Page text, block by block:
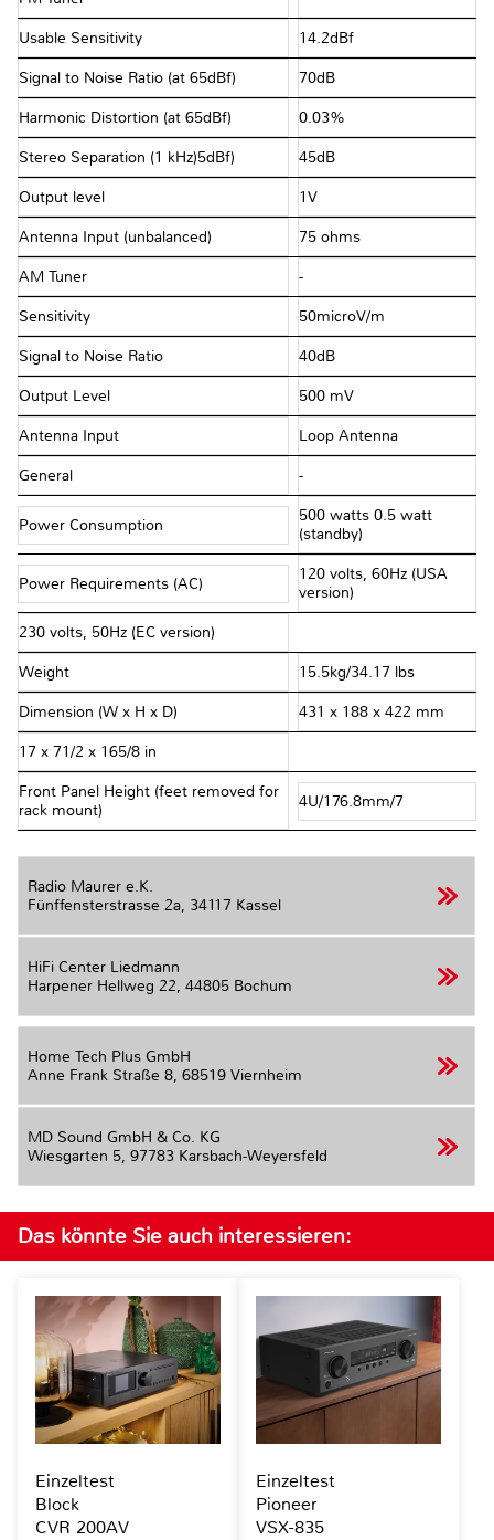
Usable Sensitivity 14.2dBf
Signal to Noise Ratio (at 65dBf) 70dB
Harmonic Distortion (at 65dBf) 0.03%
Stereo Separation (1 kHz)5dBf) 45dB
Output level 1V
Antenna Input (unbalanced) 75 ohms
AM Tuner -
Sensitivity 50microV/m
Signal to Noise Ratio 40dB
Output Level 500 mV
Antenna Input Loop Antenna
General -
Power Consumption
500 watts 0.5 watt
(standby)
Power Requirements (AC)
120 volts, 60Hz (USA
version)
230 volts, 50Hz (EC version)
Weight 15.5kg/34.17 lbs
Dimension (W x H x D) 431 x 188 x 422 mm
17 x 71/2 x 165/8 in
Front Panel Height (feet removed for
rack mount)
4U/176.8mm/7
Radio Maurer e.K.
Fünffensterstrasse 2a, 34117 Kassel
HiFi Center Liedmann
Harpener Hellweg 22, 44805 Bochum
Home Tech Plus GmbH
Anne Frank Straße 8, 68519 Viernheim
MD Sound GmbH & Co. KG
Wiesgarten 5, 97783 Karsbach-Weyersfeld
Das könnte Sie auch interessieren:
Einzeltest
Block
CVR 200AV
Einzeltest
Pioneer
VSX-835